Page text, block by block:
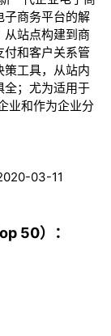
子商务平台的解
从站点构建到商
付和客户关系管
工具，从站内
全；尤为适用于
业和作为企业分
03-11
50）：